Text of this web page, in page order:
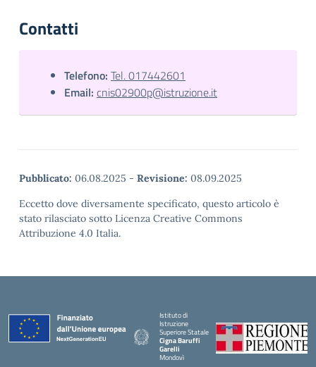
Contatti
Telefono: Tel. 017442601
Email: cnis02900p@istruzione.it
Pubblicato: 06.08.2025 - Revisione: 08.09.2025
Eccetto dove diversamente specificato, questo articolo è
stato rilasciato sotto Licenza Creative Commons
Attribuzione 4.0 Italia.
Istituto di
Istruzione
Superiore Statale
Cigna Baruffi
Garelli
Mondovì